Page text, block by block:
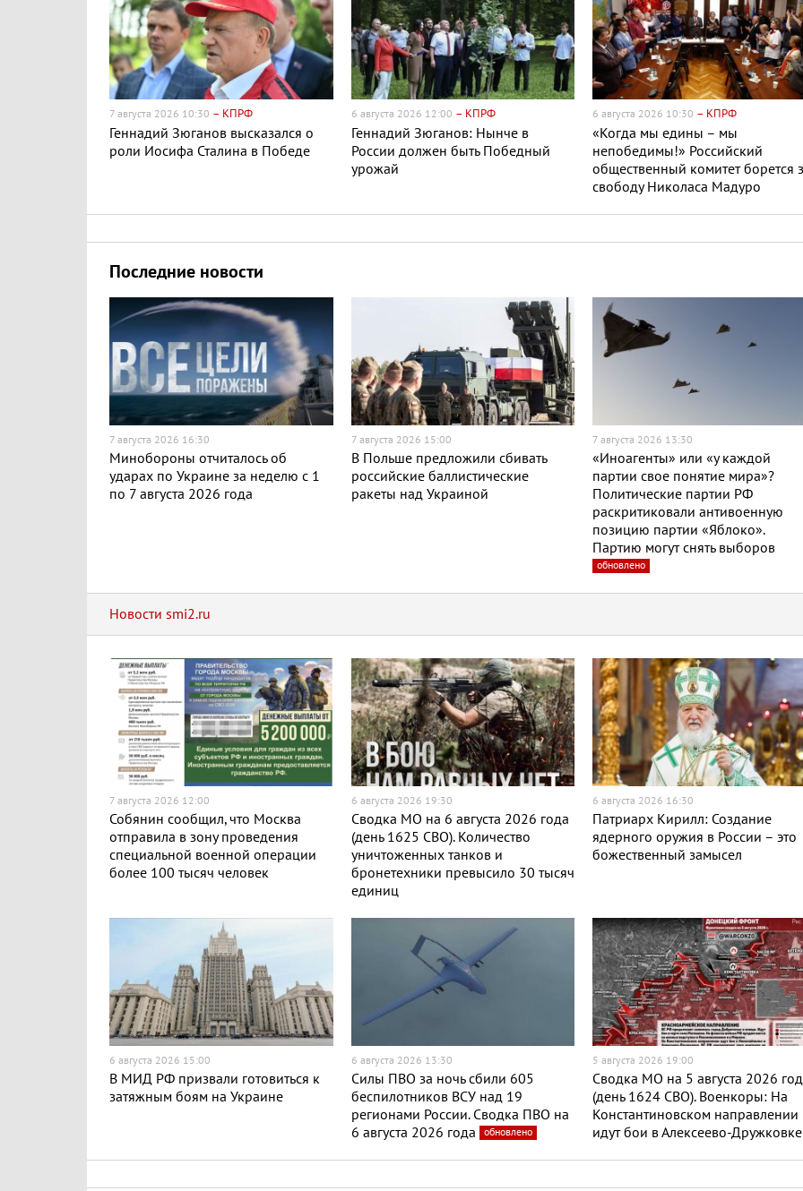
7 августа 2026 10:30 – КПРФ
Геннадий Зюганов высказался о
роли Иосифа Сталина в Победе
6 августа 2026 12:00 – КПРФ
Геннадий Зюганов: Нынче в
России должен быть Победный
урожай
6 августа 2026 10:30 – КПРФ
«Когда мы едины – мы
непобедимы!» Российский
общественный комитет борется
свободу Николаса Мадуро
Последние новости
7 августа 2026 16:30
Минобороны отчиталось об
ударах по Украине за неделю с 1
по 7 августа 2026 года
7 августа 2026 15:00
В Польше предложили сбивать
российские баллистические
ракеты над Украиной
7 августа 2026 13:30
«Иноагенты» или «у каждой
партии свое понятие мира»?
Политические партии РФ
раскритиковали антивоенную
позицию партии «Яблоко».
Партию могут снять выборов
обновлено
Новости smi2.ru
7 августа 2026 12:00
Собянин сообщил, что Москва
отправила в зону проведения
специальной военной операции
более 100 тысяч человек
6 августа 2026 19:30
Сводка МО на 6 августа 2026 года
(день 1625 СВО). Количество
уничтоженных танков и
бронетехники превысило 30 тысяч
единиц
6 августа 2026 16:30
Патриарх Кирилл: Создание
ядерного оружия в России – это
божественный замысел
6 августа 2026 15:00
В МИД РФ призвали готовиться к
затяжным боям на Украине
6 августа 2026 13:30
Силы ПВО за ночь сбили 605
беспилотников ВСУ над 19
регионами России. Сводка ПВО на
6 августа 2026 года
обновлено
5 августа 2026 19:00
Сводка МО на 5 августа 2026
(день 1624 СВО). Военкоры: На
Константиновском направлении
идут бои в Алексеево-Дружковке